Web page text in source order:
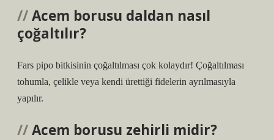
Acem borusu daldan nasıl
çoğaltılır?
Fars pipo bitkisinin çoğaltılması çok kolaydır! Çoğaltılması
tohumla, çelikle veya kendi ürettiği fidelerin ayrılmasıyla
yapılır.
Acem borusu zehirli midir?